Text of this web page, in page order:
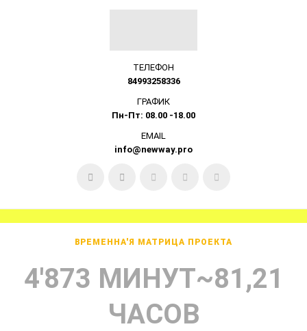
ТЕЛЕФОН
84993258336
ГРАФИК
Пн-Пт: 08.00 -18.00
EMAIL
info@newway.pro
ВРЕМЕННА'Я МАТРИЦА ПРОЕКТА
4'873 МИНУТ~81,21
ЧАСОВ